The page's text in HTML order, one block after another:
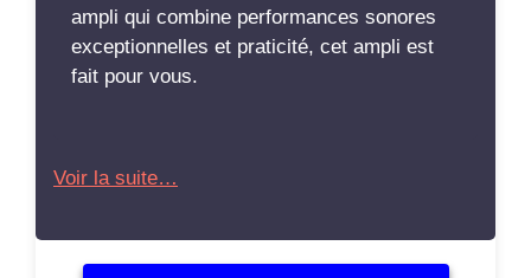
ampli qui combine performances sonores
exceptionnelles et praticité, cet ampli est
fait pour vous.
Voir la suite…